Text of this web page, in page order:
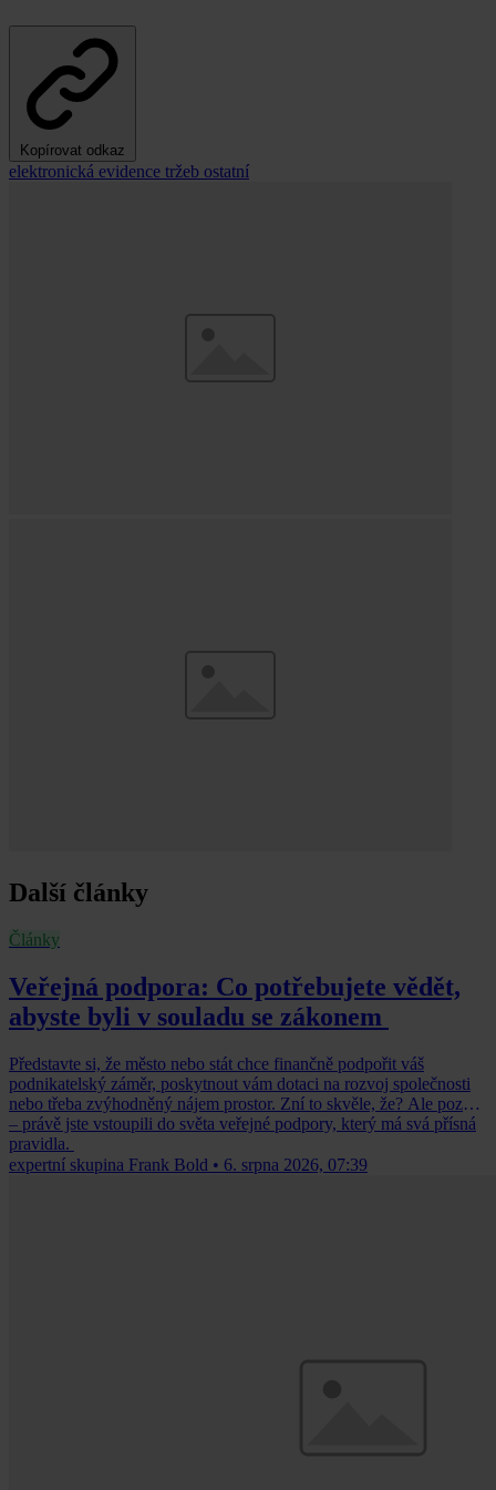
Kopírovat odkaz
elektronická evidence tržeb ostatní
Další články
Články
Veřejná podpora: Co potřebujete vědět,
abyste byli v souladu se zákonem
Představte si, že město nebo stát chce finančně podpořit váš
podnikatelský záměr, poskytnout vám dotaci na rozvoj společnosti
nebo třeba zvýhodněný nájem prostor. Zní to skvěle, že? Ale pozor
– právě jste vstoupili do světa veřejné podpory, který má svá přísná
pravidla.
expertní skupina Frank Bold • 6. srpna 2026, 07:39